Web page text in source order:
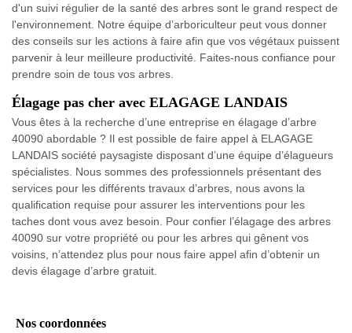
d'un suivi régulier de la santé des arbres sont le grand respect de
l'environnement. Notre équipe d’arboriculteur peut vous donner
des conseils sur les actions à faire afin que vos végétaux puissent
parvenir à leur meilleure productivité. Faites-nous confiance pour
prendre soin de tous vos arbres.
Élagage pas cher avec ELAGAGE LANDAIS
Vous êtes à la recherche d’une entreprise en élagage d’arbre
40090 abordable ? Il est possible de faire appel à ELAGAGE
LANDAIS société paysagiste disposant d’une équipe d’élagueurs
spécialistes. Nous sommes des professionnels présentant des
services pour les différents travaux d’arbres, nous avons la
qualification requise pour assurer les interventions pour les
taches dont vous avez besoin. Pour confier l’élagage des arbres
40090 sur votre propriété ou pour les arbres qui gênent vos
voisins, n’attendez plus pour nous faire appel afin d’obtenir un
devis élagage d’arbre gratuit.
Nos coordonnées